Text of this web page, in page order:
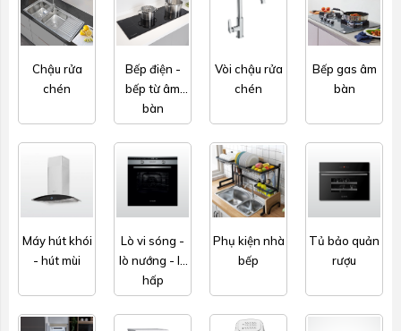
Chậu rửa
chén
Bếp điện -
bếp từ âm
bàn
Vòi chậu rửa
chén
Bếp gas âm
bàn
Máy hút khói
- hút mùi
Lò vi sóng -
lò nướng - lò
hấp
Phụ kiện nhà
bếp
Tủ bảo quản
rượu